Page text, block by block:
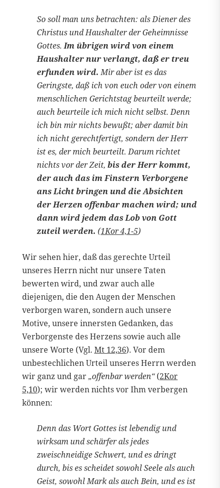
So soll man uns betrachten: als Diener des
Christus und Haushalter der Geheimnisse
Gottes.Im übrigen wird von einem
Haushalter nur verlangt, daß er treu
erfunden wird.Mir aber ist es das
Geringste, daß ich von euch oder von einem
menschlichen Gerichtstag beurteilt werde;
auch beurteile ich mich nicht selbst. Denn
ich bin mir nichts bewußt; aber damit bin
ich nicht gerechtfertigt, sondern der Herr
ist es, der mich beurteilt. Darum richtet
nichts vor der Zeit, bis der Herr kommt,
der auch das im Finstern Verborgene
ans Licht bringen und die Absichten
der Herzen offenbar machen wird; und
dann wird jedem das Lob von Gott
zuteil werden. (1Kor 4,1-5)
Wir sehen hier, daß das gerechte Urteil
unseres Herrn nicht nur unsere Taten
bewerten wird, und zwar auch alle
diejenigen, die den Augen der Menschen
verborgen waren, sondern auch unsere
Motive, unsere innersten Gedanken, das
Verborgenste des Herzens sowie auch alle
unsere Worte (Vgl. Mt 12,36). Vor dem
unbestechlichen Urteil unseres Herrn werden
wir ganz und gar„offenbar werden“(2Kor
5,10); wir werden nichts vor Ihm verbergen
können:
Denn das Wort Gottes ist lebendig und
wirksam und schärfer als jedes
zweischneidige Schwert, und es dringt
durch, bis es scheidet sowohl Seele als auch
Geist, sowohl Mark als auch Bein, und es ist